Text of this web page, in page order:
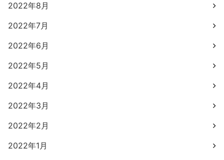
2022年8月
2022年7月
2022年6月
2022年5月
2022年4月
2022年3月
2022年2月
2022年1月